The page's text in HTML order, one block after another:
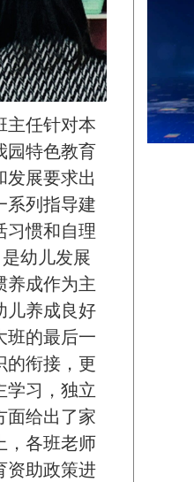
主任针对本
园特色教育
展要求出
系列指导建
习惯和自理
幼儿发展
养成作为主
儿养成良好
班的最后一
的衔接，更
学习，独立
面给出了家
，各班老师
资助政策进